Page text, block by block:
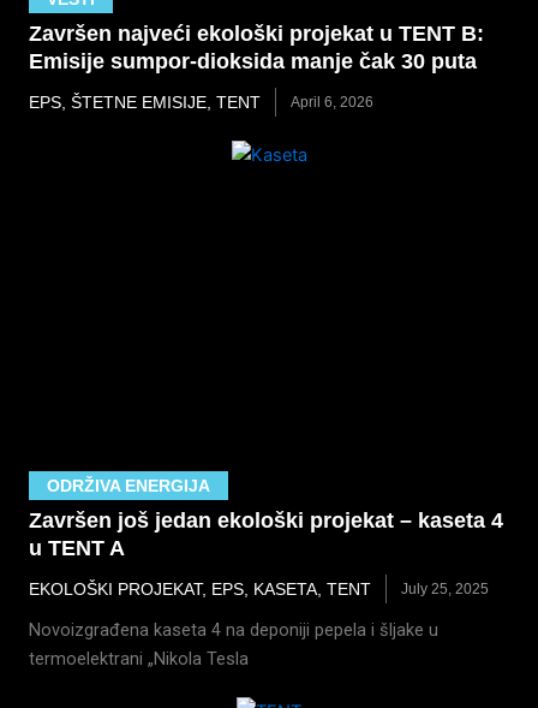
Završen najveći ekološki projekat u TENT B:
Emisije sumpor-dioksida manje čak 30 puta
EPS ŠTETNE EMISIJE TENT April 6, 2026
ODRŽIVA ENERGIJA
Završen još jedan ekološki projekat – kaseta 4
u TENT A
EKOLOŠKI PROJEKAT, EPS KASETA TENT July 25, 2025
Novoizgrađena kaseta 4 na deponiji pepela i šljake u
termoelektrani „Nikola Tesla